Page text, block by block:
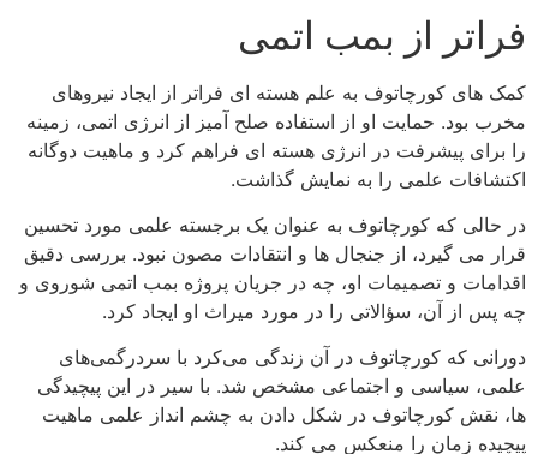
فراتر از بمب اتمی
کمک های کورچاتوف به علم هسته ای فراتر از ایجاد نیروهای
مخرب بود. حمایت او از استفاده صلح آمیز از انرژی اتمی، زمینه
را برای پیشرفت در انرژی هسته ای فراهم کرد و ماهیت دوگانه
اکتشافات علمی را به نمایش گذاشت.
در حالی که کورچاتوف به عنوان یک برجسته علمی مورد تحسین
قرار می گیرد، از جنجال ها و انتقادات مصون نبود. بررسی دقیق
اقدامات و تصمیمات او، چه در جریان پروژه بمب اتمی شوروی و
چه پس از آن، سؤالاتی را در مورد میراث او ایجاد کرد.
دورانی که کورچاتوف در آن زندگی می‌کرد با سردرگمی‌های
علمی، سیاسی و اجتماعی مشخص شد. با سیر در این پیچیدگی
ها، نقش کورچاتوف در شکل دادن به چشم انداز علمی ماهیت
پیچیده زمان را منعکس می کند.